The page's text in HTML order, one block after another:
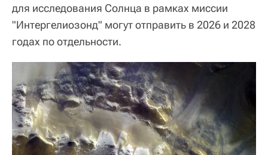
для исследования Солнца в рамках миссии
"Интергелиозонд" могут отправить в 2026 и 2028
годах по отдельности.